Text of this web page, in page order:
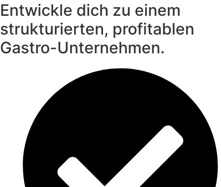
Entwickle dich zu einem
strukturierten, profitablen
Gastro-Unternehmen.